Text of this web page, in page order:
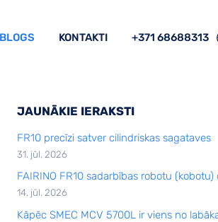
BLOGS KONTAKTI +371 68688313
JAUNĀKIE IERAKSTI
FR10 precīzi satver cilindriskas sagataves
31. jūl. 2026
FAIRINO FR10 sadarbības robotu (kobotu)
14. jūl. 2026
Kāpēc SMEC MCV 5700L ir viens no